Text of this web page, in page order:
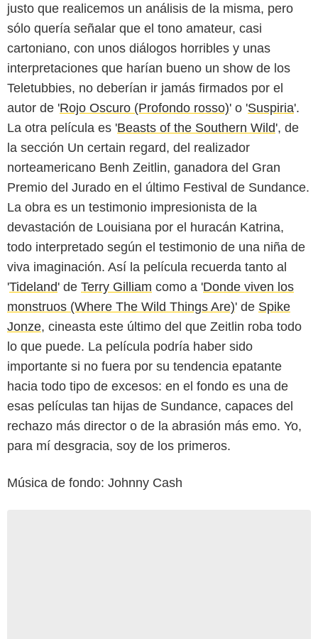
justo que realicemos un análisis de la misma, pero
sólo quería señalar que el tono amateur, casi
cartoniano, con unos diálogos horribles y unas
interpretaciones que harían bueno un show de los
Teletubbies, no deberían ir jamás firmados por el
autor de 'Rojo Oscuro (Profondo rosso)' o 'Suspiria'.
La otra película es 'Beasts of the Southern Wild', de
la sección Un certain regard, del realizador
norteamericano Benh Zeitlin, ganadora del Gran
Premio del Jurado en el último Festival de Sundance.
La obra es un testimonio impresionista de la
devastación de Louisiana por el huracán Katrina,
todo interpretado según el testimonio de una niña de
viva imaginación. Así la película recuerda tanto al
'Tideland' de Terry Gilliam como a 'Donde viven los
monstruos (Where The Wild Things Are)' de Spike
Jonze, cineasta este último del que Zeitlin roba todo
lo que puede. La película podría haber sido
importante si no fuera por su tendencia epatante
hacia todo tipo de excesos: en el fondo es una de
esas películas tan hijas de Sundance, capaces del
rechazo más director o de la abrasión más emo. Yo,
para mí desgracia, soy de los primeros.
Música de fondo: Johnny Cash